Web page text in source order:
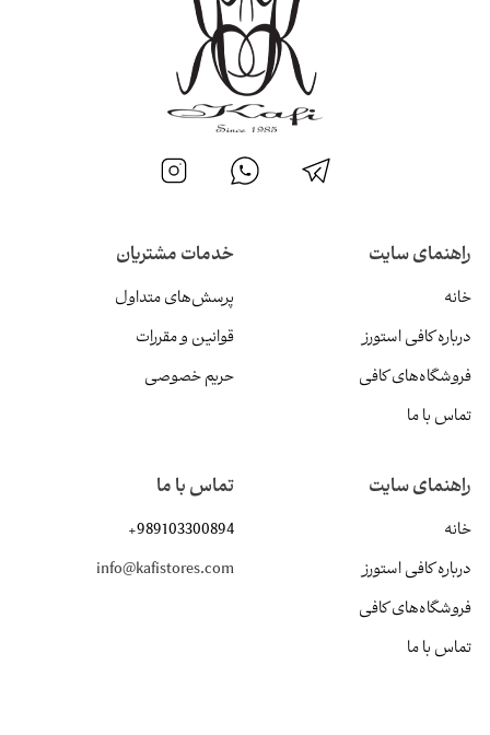
راهنمای سایت
خانه
درباره کافی استورز
فروشگاه‌های کافی
تماس با ما
خدمات مشتریان
پرسش‌های متداول
قوانین و مقررات
حریم خصوصی
راهنمای سایت
خانه
درباره کافی استورز
فروشگاه‌های کافی
تماس با ما
تماس با ما
+989103300894
info@kafistores.com